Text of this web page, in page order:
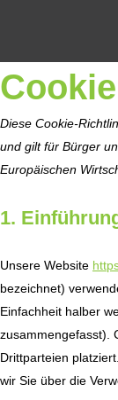
springen
Diese Cookie-
und gilt für Bürger
Europäischen
1.
Unsere Website
bezeichnet)
Einfachheit halber
zusammengefasst).
Drittparteien
wir Sie über die